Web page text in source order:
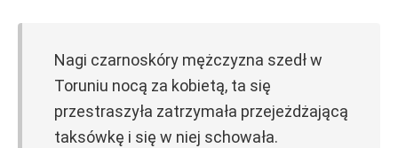
Nagi czarnoskóry mężczyzna szedł w
Toruniu nocą za kobietą, ta się
przestraszyła zatrzymała przejeżdżającą
taksówkę i się w niej schowała.